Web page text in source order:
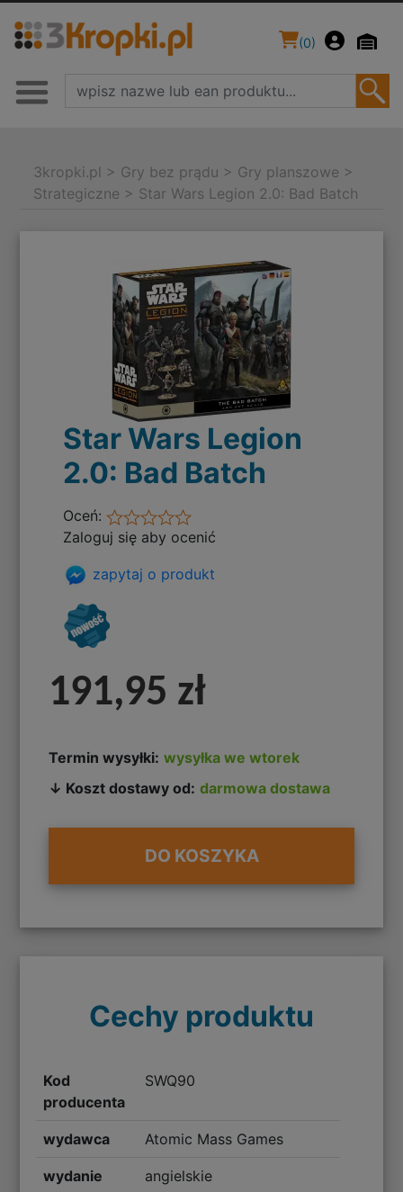
(0)
3kropki.pl > Gry bez prądu > Gry planszowe >
Strategiczne > Star Wars Legion 2.0: Bad Batch
Star Wars Legion
2.0: Bad Batch
Oceń:
Zaloguj się aby ocenić
zapytaj o produkt
191,95 zł
Termin wysyłki: wysyłka we wtorek
↓ Koszt dostawy od: darmowa dostawa
DO KOSZYKA
Cechy produktu
Kod
producenta
SWQ90
wydawca Atomic Mass Games
wydanie angielskie